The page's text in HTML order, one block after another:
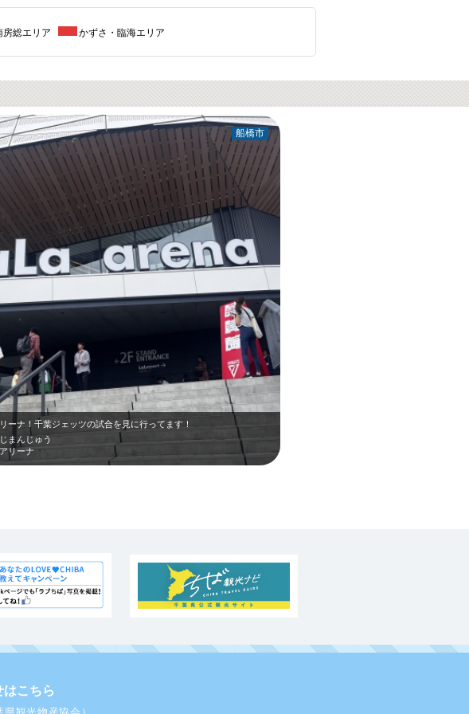
房総エリア かずさ・臨海エリア
ーナ！千葉ジェッツの試合を見に行ってます！
まんじゅう
リーナ
船橋市
こちら